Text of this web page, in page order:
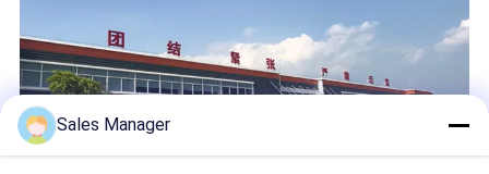
Sales Manager